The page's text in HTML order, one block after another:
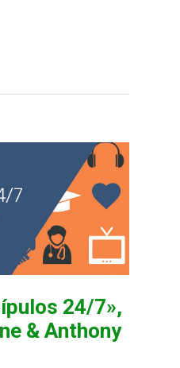
24/7»,
& Anthony